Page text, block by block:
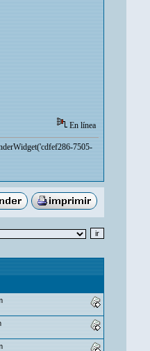
En línea
7505-